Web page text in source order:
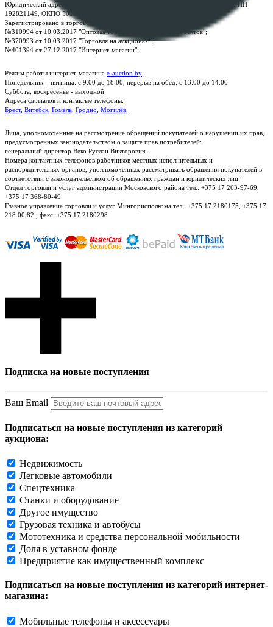
Юридический адрес: г. Минск, пр-т. Дзержинского, 1Б, e-mail:
, УНП
192821149, ОКПО 500111895000
Зарегистрировано в торговом реестре Республики Беларусь:
№310994 от 10.03.2017 "Оптовая торговля без торговых объектов";
№370993 от 10.03.2017 "Торговля на аукционах";
№401394 от 27.12.2017 "Интернет-магазин".
Режим работы интернет-магазина e-auction.by:
Понедельник – пятница: с 9:00 до 18:00, перерыв на обед: с 13:00 до 14:00
Суббота, воскресенье - выходной
Адреса филиалов и контактые телефоны:
Брест, Витебск Гомель Гродно Могилёв
Лица, уполномоченные на рассмотрение обращений покупателей о нарушении их прав,
предусмотренных законодательством о защите прав потребителей:
генеральный директор Веко Руслан Викторович.
Номера контактных телефонов работников местных исполнительных и
распорядительных органов, уполномоченных рассматривать обращения покупателей в
соответствии с законодательством об обращениях граждан и юридических лиц:
Отдел торговли и услуг администрации Московского района тел.: +375 17 263-97-69,
+375 17 368-80-49
Главное управление торговли и услуг Мингорисполкома тел.: +375 17 2180175, +375 17
218 00 82 , факс: +375 17 2180298
Подписка на новые поступления
Ваш Email
Подписаться на новые поступления из категорий
аукциона:
Недвижимость
Легковые автомобили
Спецтехника
Станки и оборудование
Другое имущество
Грузовая техника и автобусы
Мототехника и средства персональной мобильности
Доля в уставном фонде
Предприятие как имущественный комплекс
Подписаться на новые поступления из категорий интернет-
магазина:
Мобильные телефоны и аксессуары